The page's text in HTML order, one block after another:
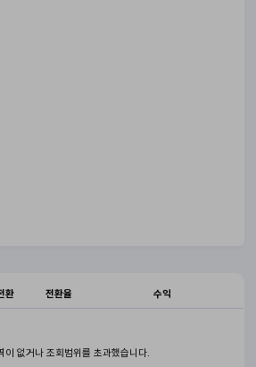
환 전환율 수익
이 없거나 조회범위를 초과했습니다.